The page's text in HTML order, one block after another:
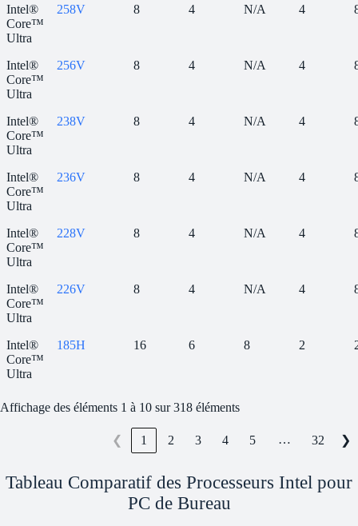
Intel®
Core™
Ultra
258V 8 4 N/A 4
Intel®
Core™
Ultra
256V 8 4 N/A 4
Intel®
Core™
Ultra
238V 8 4 N/A 4
Intel®
Core™
Ultra
236V 8 4 N/A 4
Intel®
Core™
Ultra
228V 8 4 N/A 4
Intel®
Core™
Ultra
226V 8 4 N/A 4
Intel®
Core™
Ultra
185H 16 6 8 2
Affichage des éléments 1 à 10 sur 318 éléments
❮ 1 2 3 4 5 … 32 ❯
Tableau Comparatif des Processeurs Intel pour
PC de Bureau​